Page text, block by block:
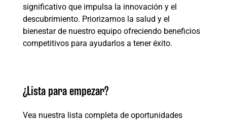
significativo que impulsa la innovación y el
descubrimiento. Priorizamos la salud y el
bienestar de nuestro equipo ofreciendo beneficios
competitivos para ayudarlos a tener éxito.
¿Lista para empezar?
Vea nuestra lista completa de oportunidades